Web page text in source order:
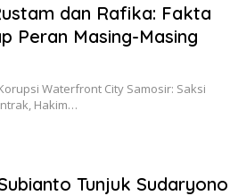
dan Rafika: Fakta
Peran Masing-Masing
Waterfront City Samosir: Saksi
Hakim…
Tunjuk Sudaryono